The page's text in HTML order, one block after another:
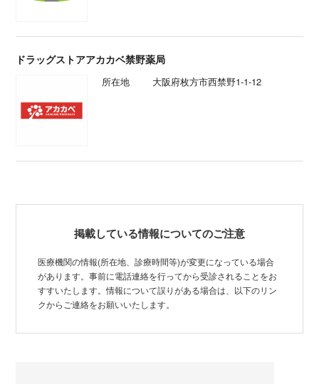
ドラッグストアアカカベ禁野薬局
所在地 大阪府枚方市西禁野1-1-12
掲載している情報についてのご注意
医療機関の情報(所在地、診療時間等)が変更になっている場合
があります。事前に電話連絡を行ってから受診されることをお
すすいたします。情報について誤りがある場合は、以下のリン
クからご連絡をお願いいたします。